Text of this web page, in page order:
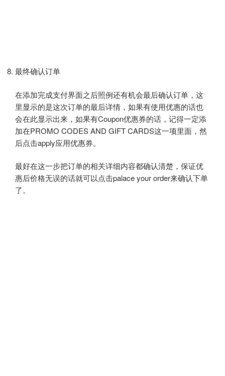
最终确认订单
在添加完成支付界面之后照例还有机会最后确认订单，这
里显示的是这次订单的最后详情，如果有使用优惠的话也
会在此显示出来，如果有Coupon优惠券的话，记得一定添
加在PROMO CODES AND GIFT CARDS这一项里面，然
后点击apply应用优惠券。
最好在这一步把订单的相关详细内容都确认清楚，保证优
惠后价格无误的话就可以点击palace your order来确认下单
了。